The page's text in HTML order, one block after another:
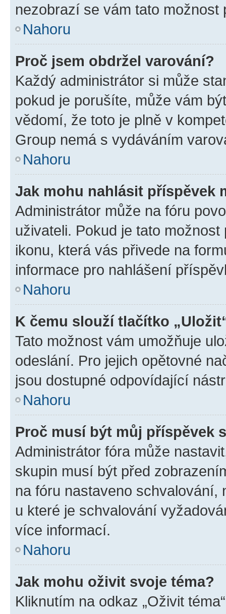
nezobrazí se vám tato
Nahoru
Proč jsem obdržel varování?
Každý administrátor si může
pokud je porušíte, může vám
vědomí, že toto je plně v
Group nemá s vydáváním
Nahoru
Jak mohu nahlásit příspěvek
Administrátor může na fóru
uživateli. Pokud je tato
ikonu, která vás přivede na
informace pro nahlášení
Nahoru
K čemu slouží tlačítko
Tato možnost vám umožňuje
odeslání. Pro jejich opětovné
jsou dostupné odpovídající
Nahoru
Proč musí být můj příspěvek
Administrátor fóra může
skupin musí být před
na fóru nastaveno schvalování,
u které je schvalování
více informací.
Nahoru
Jak mohu oživit svoje téma?
Kliknutím na odkaz „Oživit